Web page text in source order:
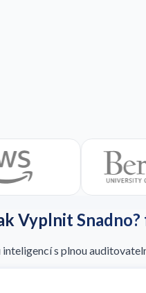
Vyplnit
s plnou